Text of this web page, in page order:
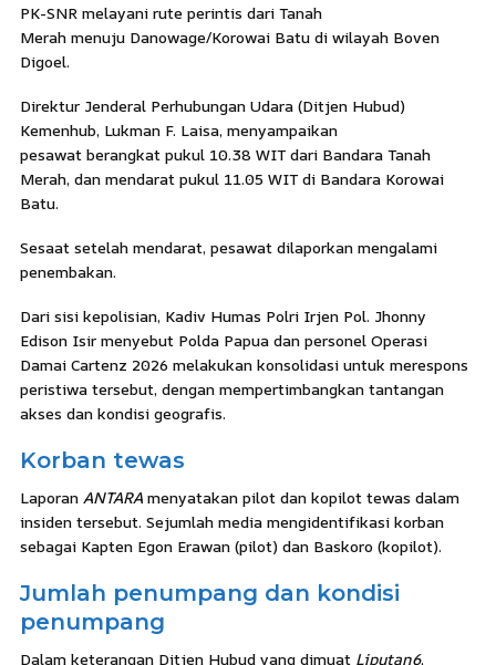
PK-SNR melayani rute perintis dari Tanah
Merah menuju Danowage/Korowai Batu di wilayah Boven
Digoel.
Direktur Jenderal Perhubungan Udara (Ditjen Hubud)
Kemenhub, Lukman F. Laisa, menyampaikan
pesawat berangkat pukul 10.38 WIT dari Bandara Tanah
Merah, dan mendarat pukul 11.05 WIT di Bandara Korowai
Batu.
Sesaat setelah mendarat, pesawat dilaporkan mengalami
penembakan.
Dari sisi kepolisian, Kadiv Humas Polri Irjen Pol. Jhonny
Edison Isir menyebut Polda Papua dan personel Operasi
Damai Cartenz 2026 melakukan konsolidasi untuk merespons
peristiwa tersebut, dengan mempertimbangkan tantangan
akses dan kondisi geografis.
Korban tewas
Laporan ANTARA menyatakan pilot dan kopilot tewas dalam
insiden tersebut. Sejumlah media mengidentifikasi korban
sebagai Kapten Egon Erawan (pilot) dan Baskoro (kopilot).
Jumlah penumpang dan kondisi
penumpang
Dalam keterangan Ditjen Hubud yang dimuat Liputan6,